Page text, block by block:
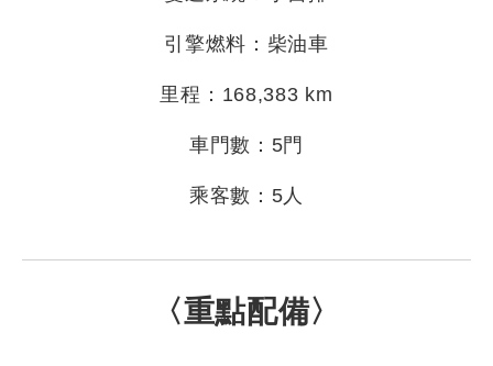
引擎燃料：柴油車
里程：168,383 km
車門數：5門
乘客數：5人
〈重點配備〉